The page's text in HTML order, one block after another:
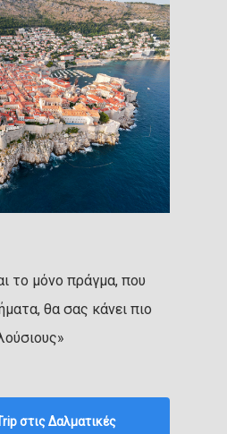
το μόνο πράγμα, που
θα σας κάνει πιο
στις Δαλματικές